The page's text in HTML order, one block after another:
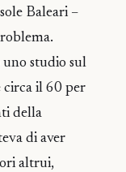
Baleari –
studio sul
circa il 60 per
della
di aver
altrui,